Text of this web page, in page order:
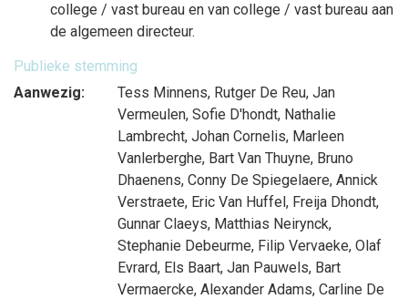
college / vast bureau en van college / vast bureau aan
de algemeen directeur.
Publieke stemming
Aanwezig:
Tess Minnens, Rutger De Reu, Jan
Vermeulen, Sofie D'hondt, Nathalie
Lambrecht, Johan Cornelis, Marleen
Vanlerberghe, Bart Van Thuyne, Bruno
Dhaenens, Conny De Spiegelaere, Annick
Verstraete, Eric Van Huffel, Freija Dhondt,
Gunnar Claeys, Matthias Neirynck,
Stephanie Debeurme, Filip Vervaeke, Olaf
Evrard, Els Baart, Jan Pauwels, Bart
Vermaercke, Alexander Adams, Carline De